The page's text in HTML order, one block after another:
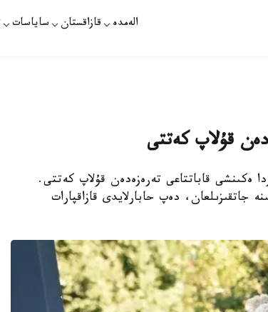
الەمدە قازاقستان ساياسات
قۇلاپ كەتتى
ەكىنشى قاباتتاعى تەرەزەدەن قۇلاپ كەتتى.
جاتقىزىلعان، دەپ حابارلايدى قازاقپارات